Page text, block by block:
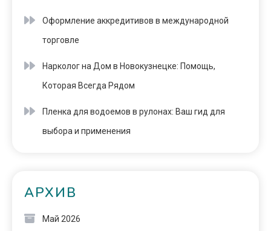
Оформление аккредитивов в международной
торговле
Нарколог на Дом в Новокузнецке: Помощь,
Которая Всегда Рядом
Пленка для водоемов в рулонах: Ваш гид для
выбора и применения
АРХИВ
Май 2026